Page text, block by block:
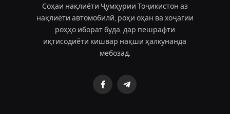
Соҳаи нақлиёти Ҷумҳурии Тоҷикистон аз
нақлиёти автомобилӣ, роҳи оҳан ва хоҷагии
роҳҳо иборат буда, дар пешрафти
иқтисодиёти кишвар нақши ҳалкунанда
мебозад.
FacebookTelegram